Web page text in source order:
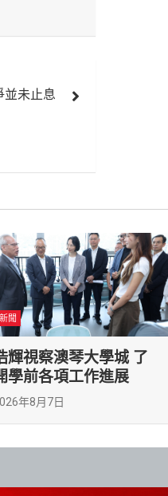
並未止息
聞
輝視察澳琴大學城 了
學前各項工作進展
年8月7日